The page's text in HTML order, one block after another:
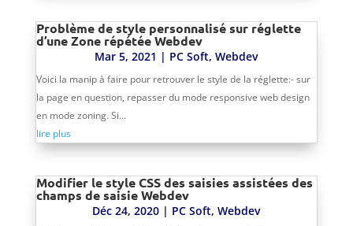
Problème de style personnalisé sur réglette
d’une Zone répétée Webdev
Mar 5, 2021 | PC Soft,Webdev
Voici la manip à faire pour retrouver le style de la réglette:- sur
la page en question, repasser du mode responsive web design
en mode zoning. Si...
lire plus
Modifier le style CSS des saisies assistées des
champs de saisie Webdev
Déc 24, 2020 | PC Soft,Webdev